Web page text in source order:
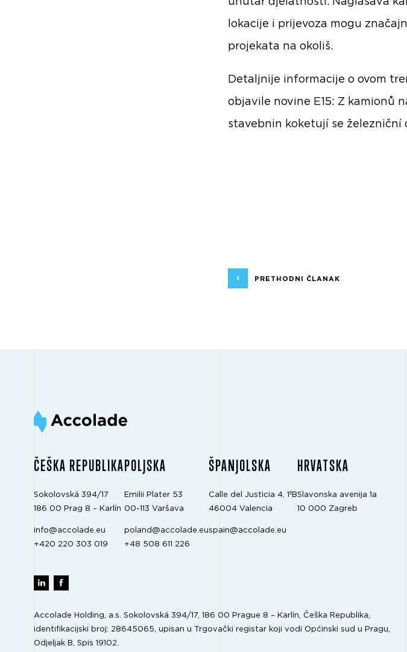
lokacije i prijevoza mogu
projekata na okoliš.
Detaljnije informacije o ovom
objavile novine E15: Z kamionů
stavebnin koketují se železniční
PRETHODNI ČLANAK
ČEŠKA REPUBLIKA
Sokolovská 394/17
186 00 Prag 8 – Karlín
info@accolade.eu
+420 220 303 019
POLJSKA
Emilii Plater 53
00-113 Varšava
poland@accolade.eu
+48 508 611 226
ŠPANJOLSKA
Calle del Justicia 4, 1ºB
46004 Valencia
spain@accolade.eu
HRVATSKA
Slavonska avenija 1a
10 000 Zagreb
Accolade Holding, a.s. Sokolovská 394/17, 186 00 Prague 8 – Karlín, Češka Republika,
identifikacijski broj: 28645065, upisan u Trgovački registar koji vodi Općinski sud u Pragu,
Odjeljak B, Spis 19102.